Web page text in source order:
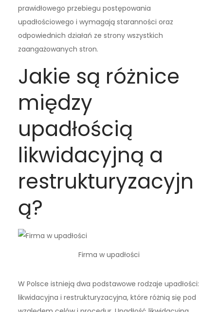
prawidłowego przebiegu postępowania
upadłościowego i wymagają staranności oraz
odpowiednich działań ze strony wszystkich
zaangażowanych stron.
Jakie są różnice
między
upadłością
likwidacyjną a
restrukturyzacyjn
ą?
Firma w upadłości
W Polsce istnieją dwa podstawowe rodzaje upadłości:
likwidacyjna i restrukturyzacyjna, które różnią się pod